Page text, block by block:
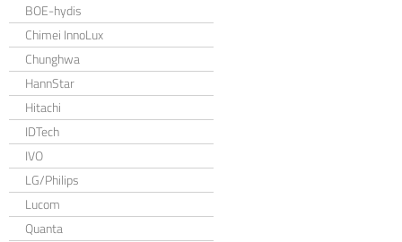
BOE-hydis
Chimei InnoLux
Chunghwa
HannStar
Hitachi
IDTech
IVO
LG/Philips
Lucom
Quanta